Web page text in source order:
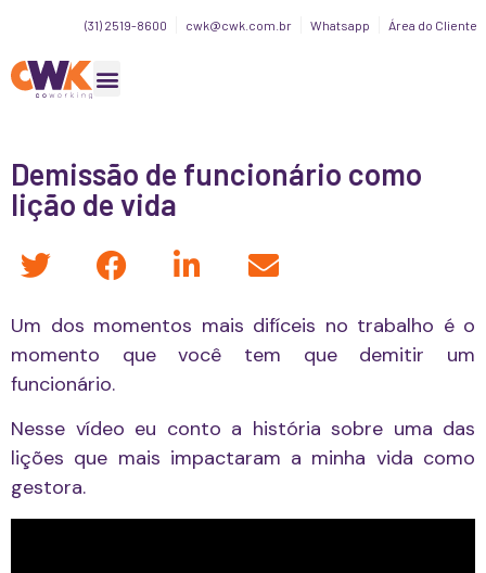
(31) 2519-8600 cwk@cwk.com.br Whatsapp Área do Cliente
Demissão de funcionário como
lição de vida
Um dos momentos mais difíceis no trabalho é o
momento que você tem que demitir um
funcionário.
Nesse vídeo eu conto a história sobre uma das
lições que mais impactaram a minha vida como
gestora.